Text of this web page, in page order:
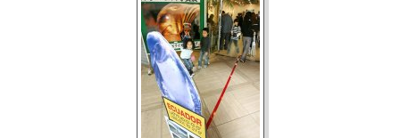
日本のご島地グルメ
第18弾 沖縄県伊良部島 海ぶどう
日本のご島地グルメ
第17弾 沖縄県宮古島 ヤギのさしみ
・'16/06/01
日本のゴルフ場
第17弾 奈良県 万寿ゴルフクラブ
・'16/05/01
第36回PGCツアーオープントーナメント
東大阪ゴルフセンターチャレンジカップ
熊本地震被災地復興支援大会が新聞に掲載されま
地球の島巡り
地球の島めぐり エピローグ
地球の島巡り
70島目 2009年11月 南極の島々
（Antarctica）